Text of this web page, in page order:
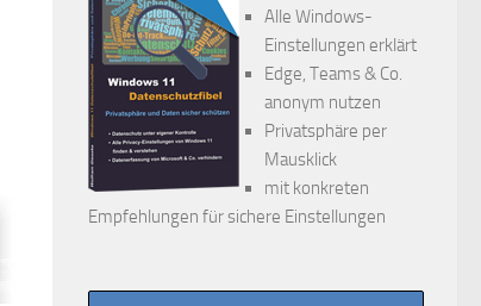
Alle Windows-
Einstellungen erklärt
Edge, Teams & Co.
anonym nutzen
Privatsphäre per
Mausklick
mit konkreten
Empfehlungen für sichere Einstellungen